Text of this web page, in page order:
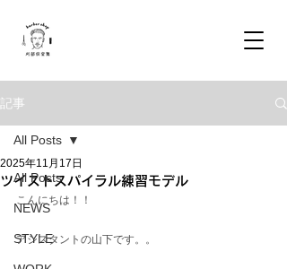
記事
All Posts
NEWS
STYLE
All Posts
ツイストスパイラル練習モデル
2025年11月17日
こんにちは！！
アシスタントの山下です。。